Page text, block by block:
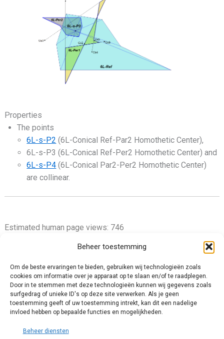
Beheer toestemming
Om de beste ervaringen te bieden, gebruiken wij technologieën zoals
cookies om informatie over je apparaat op te slaan en/of te raadplegen.
Door in te stemmen met deze technologieën kunnen wij gegevens zoals
surfgedrag of unieke ID's op deze site verwerken. Als je geen
toestemming geeft of uw toestemming intrekt, kan dit een nadelige
invloed hebben op bepaalde functies en mogelijkheden.
Beheer diensten
Properties
The points
6L-s-P2 (6L-Conical Ref-Par2 Homothetic Center),
6L-s-P3 (6L-Conical Ref-Per2 Homothetic Center) and
6L-s-P4 (6L-Conical Par2-Per2 Homothetic Center)
are collinear.
Estimated human page views: 746
Privacy Policy
Cookie Policy (EU)
Impressum